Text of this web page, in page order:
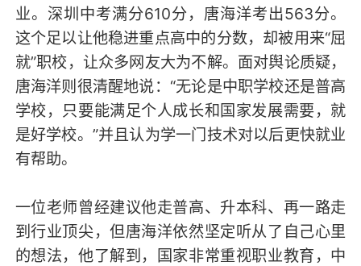
业。深圳中考满分610分，唐海洋考出563分。
这个足以让他稳进重点高中的分数，却被用来“屈
就”职校，让众多网友大为不解。面对舆论质疑，
唐海洋则很清醒地说：“无论是中职学校还是普高
学校，只要能满足个人成长和国家发展需要，就
是好学校。”并且认为学一门技术对以后更快就业
有帮助。
一位老师曾经建议他走普高、升本科、再一路走
到行业顶尖，但唐海洋依然坚定听从了自己心里
的想法，他了解到，国家非常重视职业教育，中